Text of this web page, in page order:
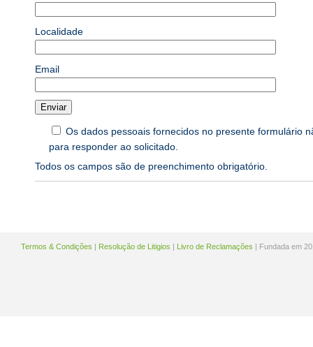
Localidade
Email
Os dados pessoais fornecidos no presente formulário
para responder ao solicitado.
Todos os campos são de preenchimento obrigatório.
Termos & Condições | Resolução de Litigios | Livro de Reclamações | Fundada em